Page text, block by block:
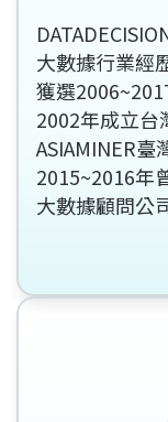
大數據行業經
獲選
2002年成立台
ASIAMINER
2015~2016年
大數據顧問公